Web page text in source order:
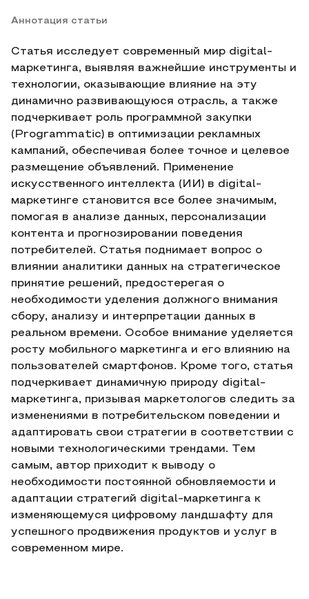
Аннотация статьи
Статья исследует современный мир digital-
маркетинга, выявляя важнейшие инструменты и
технологии, оказывающие влияние на эту
динамично развивающуюся отрасль, а также
подчеркивает роль программной закупки
(Programmatic) в оптимизации рекламных
кампаний, обеспечивая более точное и целевое
размещение объявлений. Применение
искусственного интеллекта (ИИ) в digital-
маркетинге становится все более значимым,
помогая в анализе данных, персонализации
контента и прогнозировании поведения
потребителей. Статья поднимает вопрос о
влиянии аналитики данных на стратегическое
принятие решений, предостерегая о
необходимости уделения должного внимания
сбору, анализу и интерпретации данных в
реальном времени. Особое внимание уделяется
росту мобильного маркетинга и его влиянию на
пользователей смартфонов. Кроме того, статья
подчеркивает динамичную природу digital-
маркетинга, призывая маркетологов следить за
изменениями в потребительском поведении и
адаптировать свои стратегии в соответствии с
новыми технологическими трендами. Тем
самым, автор приходит к выводу о
необходимости постоянной обновляемости и
адаптации стратегий digital-маркетинга к
изменяющемуся цифровому ландшафту для
успешного продвижения продуктов и услуг в
современном мире.